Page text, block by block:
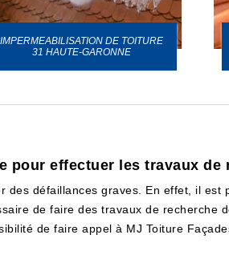
IMPERMEABILISATION DE TOITURE
31 HAUTE-GARONNE
pour effectuer les travaux
des défaillances graves. En effet, il
de faire des travaux de
de faire appel à MJ Toiture